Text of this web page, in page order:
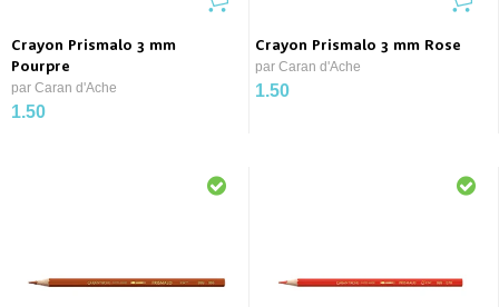
Crayon Prismalo 3 mm
Pourpre
par Caran d'Ache
1.50
Crayon Prismalo 3 mm Rose
par Caran d'Ache
1.50